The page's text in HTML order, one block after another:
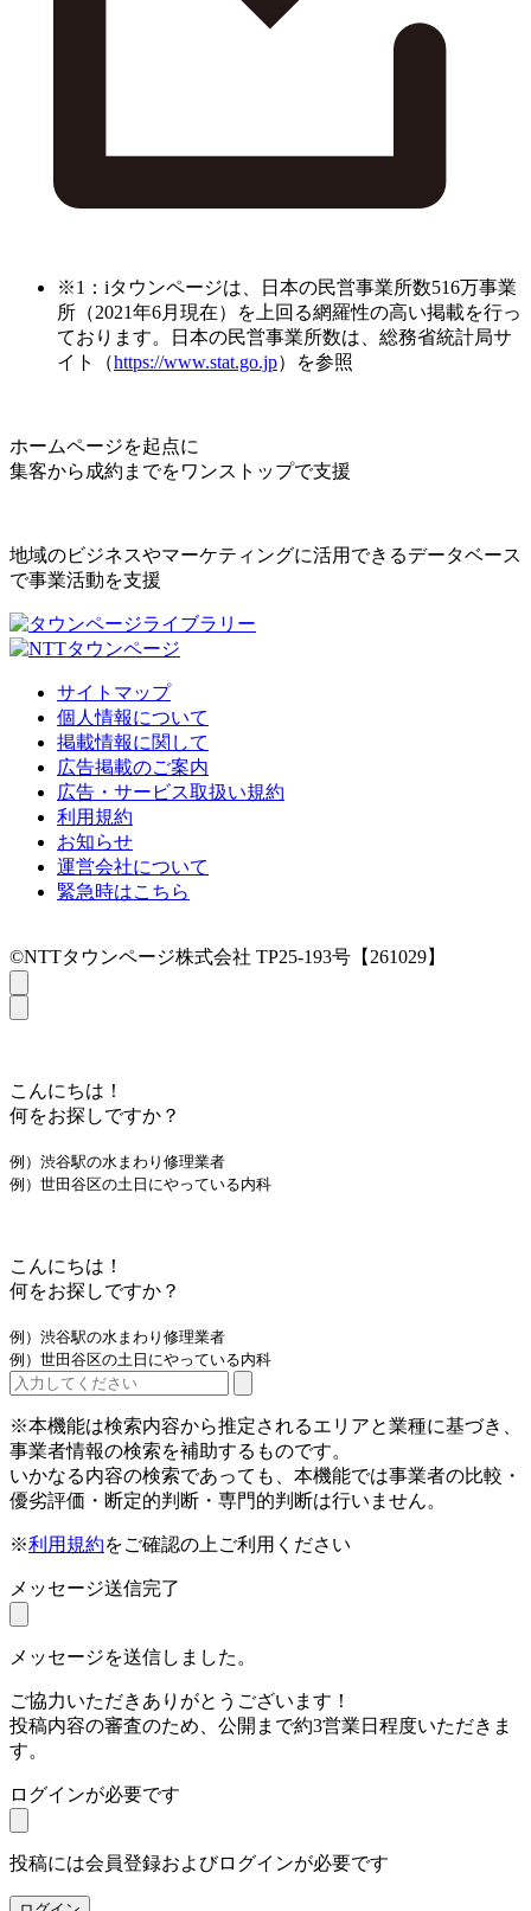
※1：iタウンページは、日本の民営事業所数516万事業
所（2021年6月現在）を上回る網羅性の高い掲載を行っ
ております。日本の民営事業所数は、総務省統計局サ
イト（https://www.stat.go.jp）を参照
ホームページを起点に
集客から成約までをワンストップで支援
地域のビジネスやマーケティングに活用できるデータベース
で事業活動を支援
サイトマップ
個人情報について
掲載情報に関して
広告掲載のご案内
広告・サービス取扱い規約
利用規約
お知らせ
運営会社について
緊急時はこちら
©NTTタウンページ株式会社 TP25-193号【261029】
こんにちは！
何をお探しですか？
例）渋谷駅の水まわり修理業者
例）世田谷区の土日にやっている内科
こんにちは！
何をお探しですか？
例）渋谷駅の水まわり修理業者
例）世田谷区の土日にやっている内科
※本機能は検索内容から推定されるエリアと業種に基づき、
事業者情報の検索を補助するものです。
いかなる内容の検索であっても、本機能では事業者の比較・
優劣評価・断定的判断・専門的判断は行いません。
※利用規約をご確認の上ご利用ください
メッセージ送信完了
メッセージを送信しました。
ご協力いただきありがとうございます！
投稿内容の審査のため、公開まで約3営業日程度いただきま
す。
ログインが必要です
投稿には会員登録およびログインが必要です